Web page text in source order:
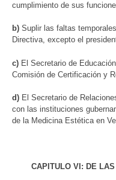
cumplimiento de sus
b) Suplir las faltas
Directiva, excepto el
c) El Secretario de
Comisión de Certificación y
d) El Secretario de
con las instituciones
de la Medicina Estética en
CAPITULO VI: DE